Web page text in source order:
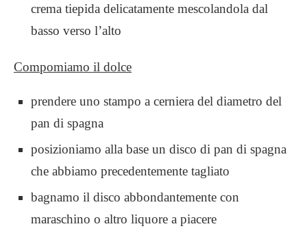
crema tiepida delicatamente mescolandola dal
basso verso l’alto
Compomiamo il dolce
prendere uno stampo a cerniera del diametro del
pan di spagna
posizioniamo alla base un disco di pan di spagna
che abbiamo precedentemente tagliato
bagnamo il disco abbondantemente con
maraschino o altro liquore a piacere